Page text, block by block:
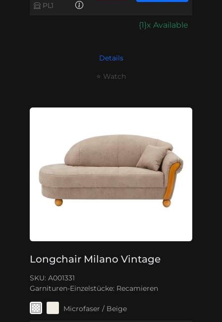
PL1
{1}x Available
Details
⭐ Watch
Longchair Milano Vintage
SKU: A001331
Garnituren-Einzelstücke: Recamieren
Microfaser / Beige